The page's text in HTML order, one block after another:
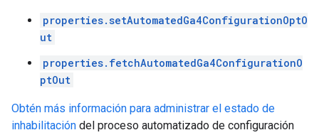
properties.setAutomatedGa4ConfigurationOptO
ut
properties.fetchAutomatedGa4ConfigurationO
ptOut
Obtén más información para administrar el estado de
inhabilitación del proceso automatizado de configuración